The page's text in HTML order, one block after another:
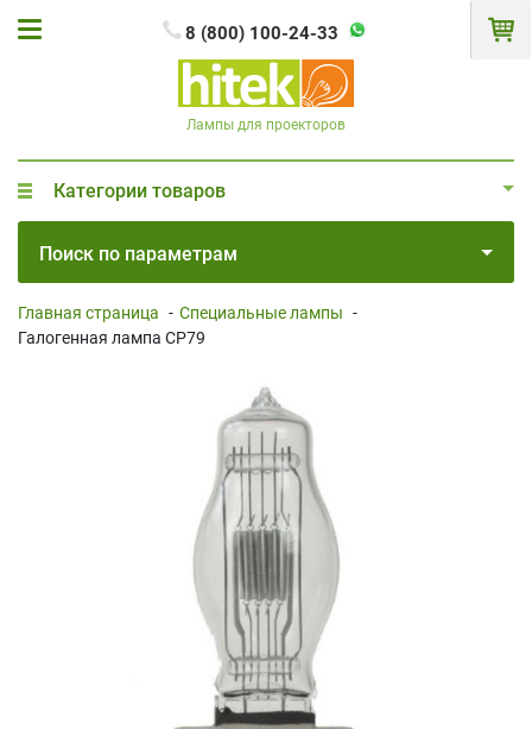
8 (800) 100-24-33
Лампы для проекторов
Категории товаров
Поиск по параметрам
Главная страница - Специальные лампы -
Галогенная лампа CP79